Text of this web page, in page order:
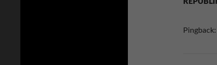
Pingback: